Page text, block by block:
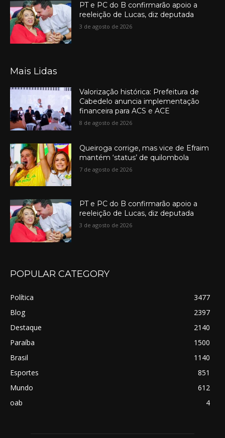
PT e PC do B confirmarão apoio a
reeleição de Lucas, diz deputada
3 de agosto de 2026
Mais Lidas
Valorização histórica: Prefeitura de
Cabedelo anuncia implementação
financeira para ACS e ACE
8 de agosto de 2026
Queiroga corrige, mas vice de Efraim
mantém ‘status’ de quilombola
7 de agosto de 2026
PT e PC do B confirmarão apoio a
reeleição de Lucas, diz deputada
3 de agosto de 2026
POPULAR CATEGORY
Política
3477
Blog
2397
Destaque
2140
Paraíba
1500
Brasil
1140
Esportes
851
Mundo
612
oab
4